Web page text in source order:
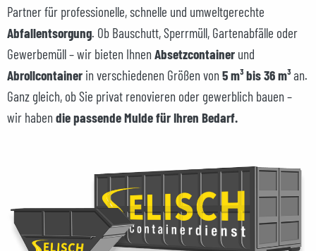
Partner für professionelle, schnelle und umweltgerechte
Abfallentsorgung. Ob Bauschutt, Sperrmüll, Gartenabfälle oder
Gewerbemüll – wir bieten Ihnen Absetzcontainer und
Abrollcontainer in verschiedenen Größen von 5 m³ bis 36 m³an.
Ganz gleich, ob Sie privat renovieren oder gewerblich bauen –
wir haben die passende Mulde für Ihren Bedarf.